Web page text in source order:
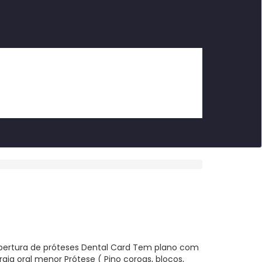
de próteses Dental Card Tem plano com
oral menor Prótese ( Pino coroas, blocos,